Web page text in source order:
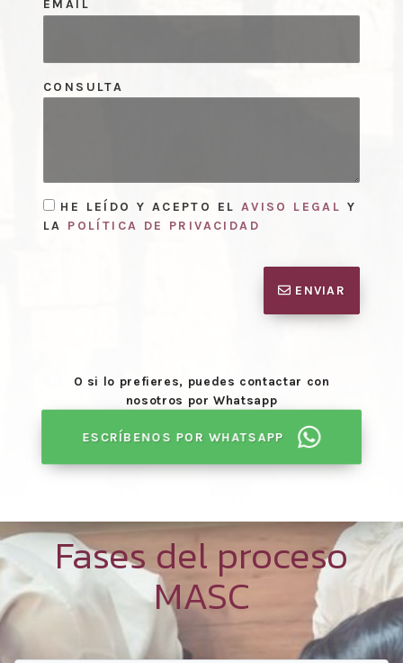
EMAIL
CONSULTA
HE LEÍDO Y ACEPTO EL AVISO LEGAL Y
LA POLÍTICA DE PRIVACIDAD
ENVIAR
O si lo prefieres, puedes contactar con
nosotros por Whatsapp
ESCRÍBENOS POR WHATSAPP
Fases del proceso
MASC